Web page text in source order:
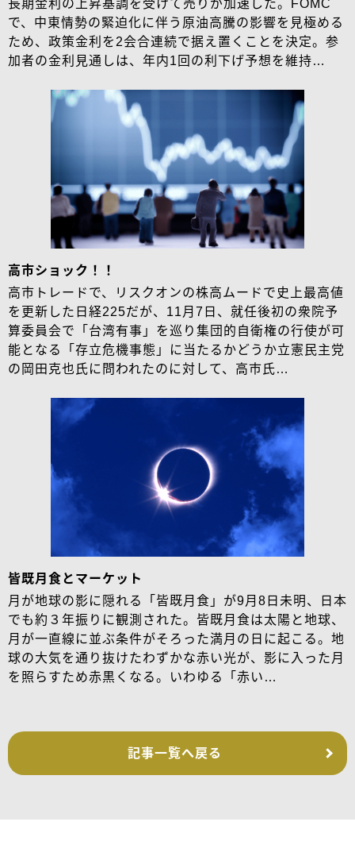
長期金利の上昇基調を受けて売りが加速した。FOMC
で、中東情勢の緊迫化に伴う原油高騰の影響を見極める
ため、政策金利を2会合連続で据え置くことを決定。参
加者の金利見通しは、年内1回の利下げ予想を維持…
高市ショック！！
高市トレードで、リスクオンの株高ムードで史上最高値
を更新した日経225だが、11月7日、就任後初の衆院予
算委員会で「台湾有事」を巡り集団的自衛権の行使が可
能となる「存立危機事態」に当たるかどうか立憲民主党
の岡田克也氏に問われたのに対して、高市氏…
皆既月食とマーケット
月が地球の影に隠れる「皆既月食」が9月8日未明、日本
でも約３年振りに観測された。皆既月食は太陽と地球、
月が一直線に並ぶ条件がそろった満月の日に起こる。地
球の大気を通り抜けたわずかな赤い光が、影に入った月
を照らすため赤黒くなる。いわゆる「赤い…
記事一覧へ戻る